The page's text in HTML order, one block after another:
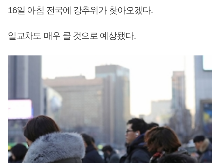
16일 아침 전국에 강추위가 찾아오겠다.
일교차도 매우 클 것으로 예상됐다.